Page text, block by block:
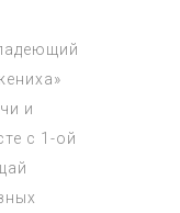
и
с 1-ой